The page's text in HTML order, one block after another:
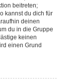
beitreten;
kannst du dich für
deinen
du in die Gruppe
keinen
einen Grund